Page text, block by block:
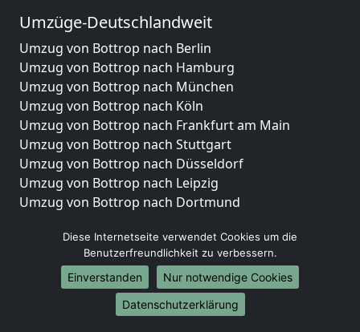
Umzüge-Deutschlandweit
Umzug von Bottrop nach Berlin
Umzug von Bottrop nach Hamburg
Umzug von Bottrop nach München
Umzug von Bottrop nach Köln
Umzug von Bottrop nach Frankfurt am Main
Umzug von Bottrop nach Stuttgart
Umzug von Bottrop nach Düsseldorf
Umzug von Bottrop nach Leipzig
Umzug von Bottrop nach Dortmund
Umzug von Bottrop nach Bremen
Umzug von Bottrop nach Dresden
Umzug von Bottrop nach Hannover
Umzug von Bottrop nach Nürnberg
Umzug von Bottrop nach Duisburg
Diese Internetseite verwendet Cookies um die
Benutzerfreundlichkeit zu verbessern.
Einverstanden
Nur notwendige Cookies
Datenschutzerklärung